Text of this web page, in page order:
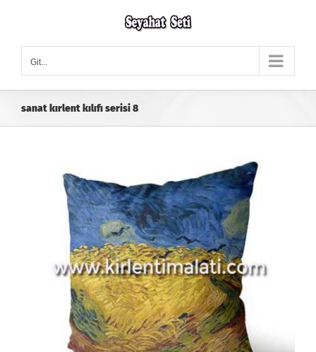
Git...
sanat kırlent kılıfı serisi 8